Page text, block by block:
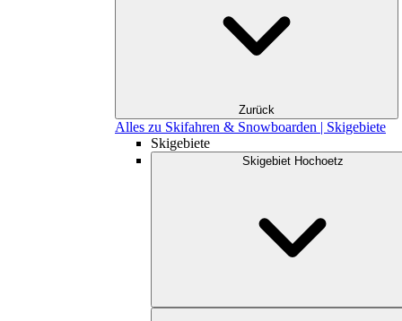
Zurück
Alles zu Skifahren & Snowboarden | Skigebiete
Skigebiete
Skigebiet Hochoetz